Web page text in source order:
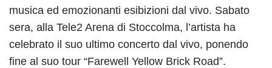
musica ed emozionanti esibizioni dal vivo. Sabato
sera, alla Tele2 Arena di Stoccolma, l’artista ha
celebrato il suo ultimo concerto dal vivo, ponendo
fine al suo tour “Farewell Yellow Brick Road”.